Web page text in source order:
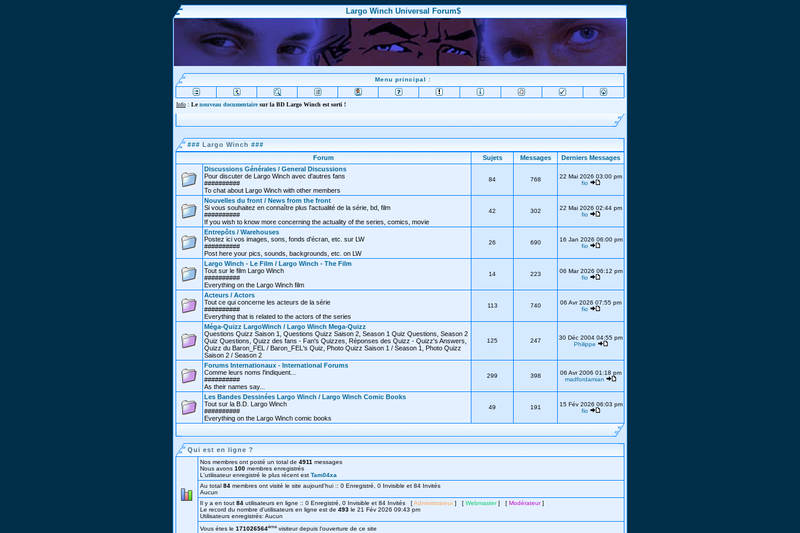
Largo Winch Universal Forum$
Menu principal :
Info : Lenouveau documentairesur la BD Largo Winch est sorti !
### Largo Winch ###
Forum
Sujets Messages
Derniers Messages
Discussions Générales / General Discussions
Pour discuter de Largo Winch avec d'autres fans
##########
To chat about Largo Winch with other members
84 768
22 Mai 2026 03:00 pm
fio
Nouvelles du front / News from the front
Si vous souhaitez en connaître plus l'actualité de la série, bd, film
##########
If you wish to know more concerning the actuality of the series, comics, movie
42 302
22 Mai 2026 02:44 pm
fio
Entrepôts / Warehouses
Postez ici vos images, sons, fonds d'écran, etc. sur LW
##########
Post here your pics, sounds, backgrounds, etc. on LW
26 690
16 Jan 2026 06:00 pm
fio
Largo Winch - Le Film / Largo Winch - The Film
Tout sur le film Largo Winch
##########
Everything on the Largo Winch film
14 223
06 Mar 2026 06:12 pm
fio
Acteurs / Actors
Tout ce qui concerne les acteurs de la série
##########
Everything that is related to the actors of the series
113 740
06 Avr 2026 07:55 pm
fio
Méga-Quizz LargoWinch / Largo Winch Mega-Quizz
Questions Quizz Saison 1, Questions Quizz Saison 2, Season 1 Quiz Questions, Season 2
Quiz Questions, Quizz des fans - Fan's Quizzes, Réponses des Quizz - Quizz's Answers,
Quizz du Baron_FEL / Baron_FEL's Quiz, Photo Quizz Saison 1 / Season 1, Photo Quizz
Saison 2 / Season 2
125 247
30 Déc 2004 04:55 pm
Philippe
Forums Internationaux - International Forums
Comme leurs noms l'indiquent...
##########
As their names say...
299 398
06 Avr 2006 01:18 pm
madfordamian
Les Bandes Dessinées Largo Winch / Largo Winch Comic Books
Tout sur la B.D. Largo Winch
##########
Everything on the Largo Winch comic books
49 191
15 Fév 2026 06:03 pm
fio
Qui est en ligne ?
Nos membres ont posté un total de 4911 messages
Nous avons 100 membres enregistrés
L'utilisateur enregistré le plus récent est Tam04xa
Au total 84 membres ont visité le site aujourd'hui :: 0 Enregistré, 0 Invisible et 84 Invités
Aucun
Il y a en tout 84 utilisateurs en ligne :: 0 Enregistré, 0 Invisible et 84 Invités [Administrateur] [ Webmaster] [ Modérateur]
Le record du nombre d'utilisateurs en ligne est de 493 le 21 Fév 2026 09:43 pm
Utilisateurs enregistrés: Aucun
Vous étes le 171026564éme visiteur depuis l'ouverture de ce site